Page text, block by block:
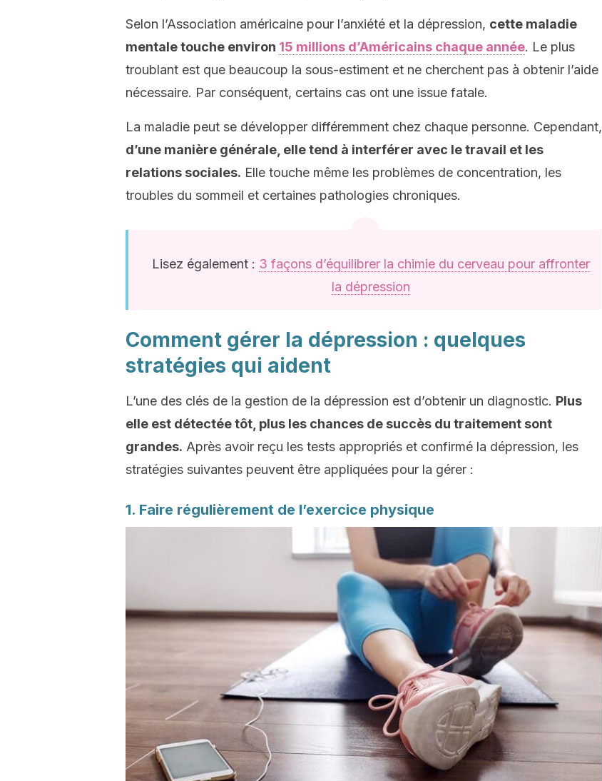
Selon l’Association américaine pour l’anxiété et la dépression, cette maladie
mentale touche environ 15 millions d’Américains chaque année. Le plus
troublant est que beaucoup la sous-estiment et ne cherchent pas à obtenir l’aide
nécessaire. Par conséquent, certains cas ont une issue fatale.
La maladie peut se développer différemment chez chaque personne. Cependant,
d’une manière générale, elle tend à interférer avec le travail et les
relations sociales. Elle touche même les problèmes de concentration, les
troubles du sommeil et certaines pathologies chroniques.
Lisez également : 3 façons d’équilibrer la chimie du cerveau pour affronter
la dépression
Comment gérer la dépression : quelques
stratégies qui aident
L’une des clés de la gestion de la dépression est d’obtenir un diagnostic. Plus
elle est détectée tôt, plus les chances de succès du traitement sont
grandes. Après avoir reçu les tests appropriés et confirmé la dépression, les
stratégies suivantes peuvent être appliquées pour la gérer :
1. Faire régulièrement de l’exercice physique